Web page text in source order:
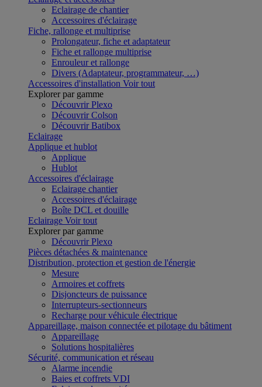
Eclairage de chantier
Accessoires d'éclairage
Fiche, rallonge et multiprise
Prolongateur, fiche et adaptateur
Fiche et rallonge multiprise
Enrouleur et rallonge
Divers (Adaptateur, programmateur, …)
Accessoires d'installation Voir tout
Explorer par gamme
Découvrir Plexo
Découvrir Colson
Découvrir Batibox
Eclairage
Applique et hublot
Applique
Hublot
Accessoires d'éclairage
Eclairage chantier
Accessoires d'éclairage
Boîte DCL et douille
Eclairage Voir tout
Explorer par gamme
Découvrir Plexo
Pièces détachées & maintenance
Distribution, protection et gestion de l'énergie
Mesure
Armoires et coffrets
Disjoncteurs de puissance
Interrupteurs-sectionneurs
Recharge pour véhicule électrique
Appareillage, maison connectée et pilotage du bâtiment
Appareillage
Solutions hospitalières
Sécurité, communication et réseau
Alarme incendie
Baies et coffrets VDI